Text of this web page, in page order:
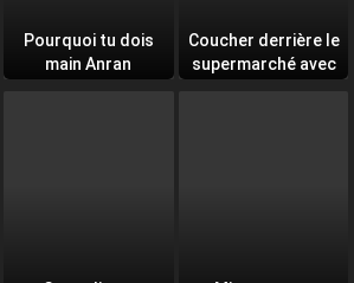
Pourquoi tu dois
main Anran
Coucher derrière le
supermarché avec